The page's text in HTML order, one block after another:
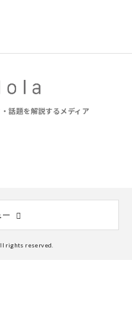
話題を解説するメディア
rights reserved.